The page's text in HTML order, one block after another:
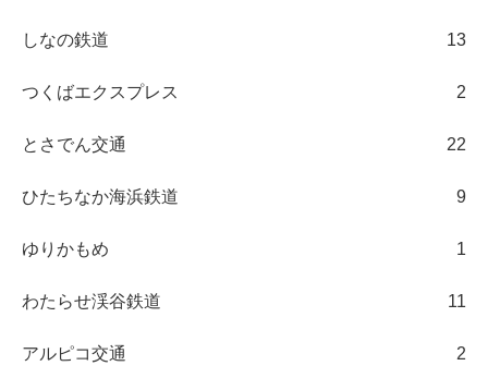
しなの鉄道 13
つくばエクスプレス 2
とさでん交通 22
ひたちなか海浜鉄道 9
ゆりかもめ 1
わたらせ渓谷鉄道 11
アルピコ交通 2